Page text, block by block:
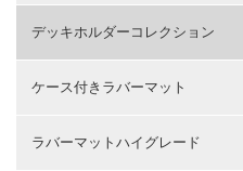
デッキホルダーコレクション
ケース付きラバーマット
ラバーマットハイグレード